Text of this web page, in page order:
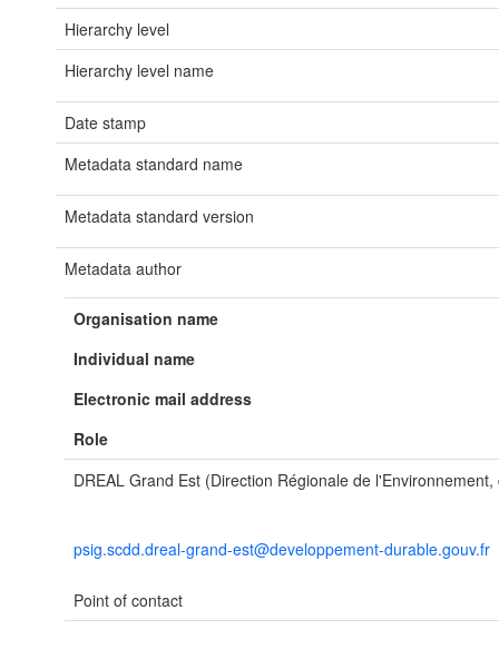
Hierarchy level
Hierarchy level name
Date stamp
Metadata standard name
Metadata standard version
Metadata author
Organisation name
Individual name
Electronic mail address
Role
DREAL Grand Est (Direction Régionale de
psig.scdd.dreal-grand-est@developpement-durable.gouv.fr
Point of contact